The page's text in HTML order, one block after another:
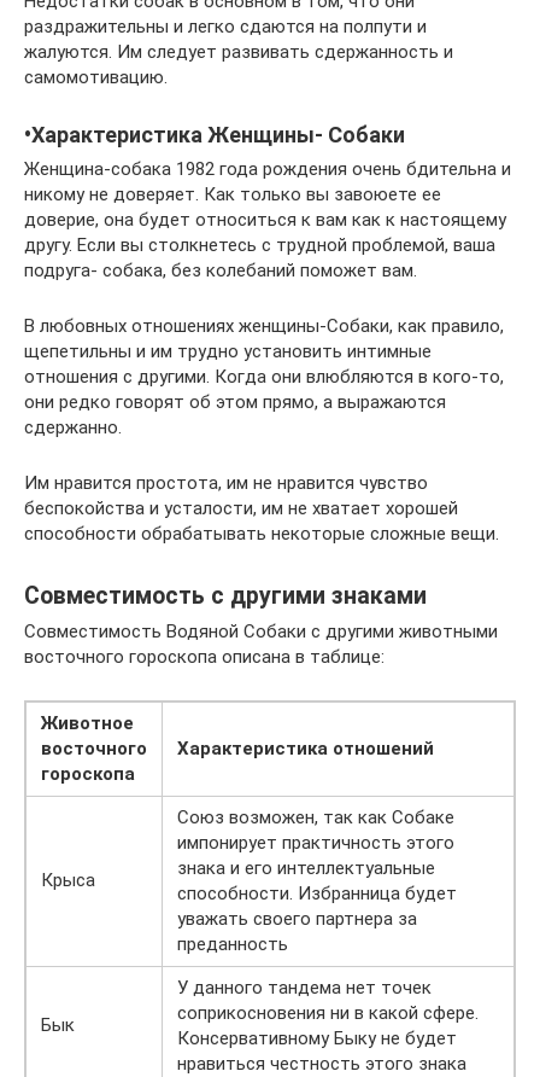
раздражительны и легко сдаются на полпути и
жалуются. Им следует развивать сдержанность и
самомотивацию.
•Характеристика Женщины- Собаки
Женщина-собака 1982 года рождения очень бдительна и
никому не доверяет. Как только вы завоюете ее
доверие, она будет относиться к вам как к настоящему
другу. Если вы столкнетесь с трудной проблемой, ваша
подруга- собака, без колебаний поможет вам.
В любовных отношениях женщины-Собаки, как правило,
щепетильны и им трудно установить интимные
отношения с другими. Когда они влюбляются в кого-то,
они редко говорят об этом прямо, а выражаются
сдержанно.
Им нравится простота, им не нравится чувство
беспокойства и усталости, им не хватает хорошей
способности обрабатывать некоторые сложные вещи.
Совместимость с другими знаками
Совместимость Водяной Собаки с другими животными
восточного гороскопа описана в таблице:
Животное
восточного
гороскопа
Характеристика отношений
Крыса
Союз возможен, так как Собаке
импонирует практичность этого
знака и его интеллектуальные
способности. Избранница будет
уважать своего партнера за
преданность
Бык
У данного тандема нет точек
соприкосновения ни в какой сфере.
Консервативному Быку не будет
нравиться честность этого знака